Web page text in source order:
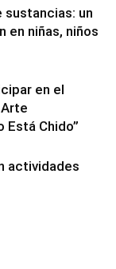
sustancias: un
en niñas, niños
en el
Está Chido”
actividades